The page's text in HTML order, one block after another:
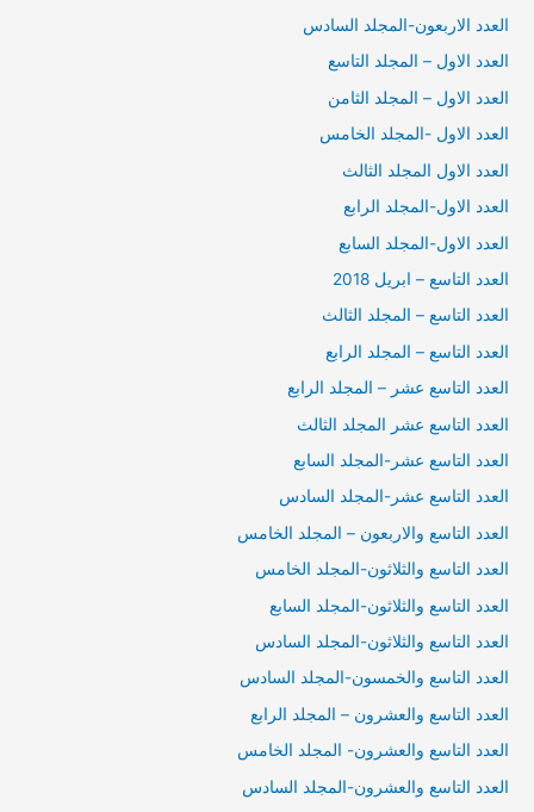
العدد الاربعون-المجلد السادس
العدد الاول – المجلد التاسع
العدد الاول – المجلد الثامن
العدد الاول -المجلد الخامس
العدد الاول المجلد الثالث
العدد الاول-المجلد الرابع
العدد الاول-المجلد السابع
العدد التاسع – ابريل 2018
العدد التاسع – المجلد الثالث
العدد التاسع – المجلد الرابع
العدد التاسع عشر – المجلد الرابع
العدد التاسع عشر المجلد الثالث
العدد التاسع عشر-المجلد السابع
العدد التاسع عشر-المجلد السادس
العدد التاسع والاربعون – المجلد الخامس
العدد التاسع والثلاثون-المجلد الخامس
العدد التاسع والثلاثون-المجلد السابع
العدد التاسع والثلاثون-المجلد السادس
العدد التاسع والخمسون-المجلد السادس
العدد التاسع والعشرون – المجلد الرابع
العدد التاسع والعشرون- المجلد الخامس
العدد التاسع والعشرون-المجلد السادس